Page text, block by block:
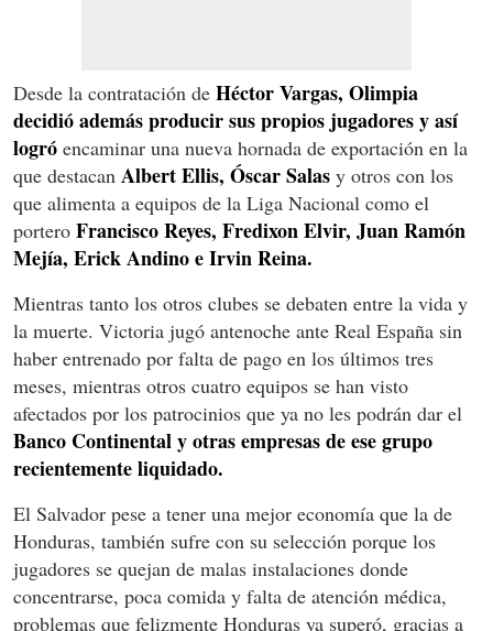
Desde la contratación de Héctor Vargas, Olimpia
decidió además producir sus propios jugadores y así
logró encaminar una nueva hornada de exportación en la
que destacan Albert Ellis, Óscar Salas y otros con los
que alimenta a equipos de la Liga Nacional como el
portero Francisco Reyes, Fredixon Elvir, Juan Ramón
Mejía, Erick Andino e Irvin Reina.
Mientras tanto los otros clubes se debaten entre la vida y
la muerte. Victoria jugó antenoche ante Real España sin
haber entrenado por falta de pago en los últimos tres
meses, mientras otros cuatro equipos se han visto
afectados por los patrocinios que ya no les podrán dar el
Banco Continental y otras empresas de ese grupo
recientemente liquidado.
El Salvador pese a tener una mejor economía que la de
Honduras, también sufre con su selección porque los
jugadores se quejan de malas instalaciones donde
concentrarse, poca comida y falta de atención médica,
problemas que felizmente Honduras ya superó, gracias a